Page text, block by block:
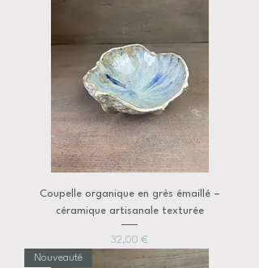
Coupelle organique en grès émaillé –
céramique artisanale texturée
Prix
32,00 €
Nouveauté